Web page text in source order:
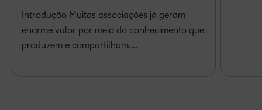
Introdução Muitas associações já geram
enorme valor por meio do conhecimento que
produzem e compartilham.…